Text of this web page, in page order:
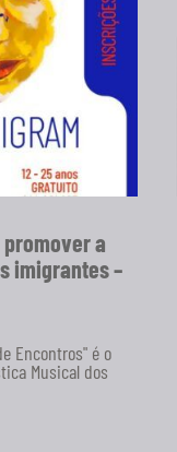
promover a
imigrantes –
Encontros" é o
Musical dos